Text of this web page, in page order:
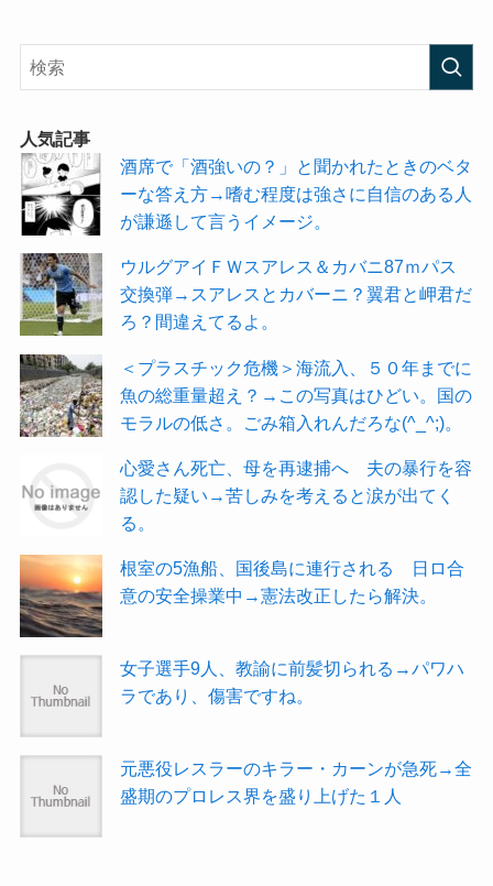
人気記事
酒席で「酒強いの？」と聞かれたときのベタ
ーな答え方→嗜む程度は強さに自信のある人
が謙遜して言うイメージ。
ウルグアイＦＷスアレス＆カバニ87ｍパス
交換弾→スアレスとカバーニ？翼君と岬君だ
ろ？間違えてるよ。
＜プラスチック危機＞海流入、５０年までに
魚の総重量超え？→この写真はひどい。国の
モラルの低さ。ごみ箱入れんだろな(^_^;)。
心愛さん死亡、母を再逮捕へ 夫の暴行を容
認した疑い→苦しみを考えると涙が出てく
る。
根室の5漁船、国後島に連行される 日ロ合
意の安全操業中→憲法改正したら解決。
女子選手9人、教諭に前髪切られる→パワハ
ラであり、傷害ですね。
元悪役レスラーのキラー・カーンが急死→全
盛期のプロレス界を盛り上げた１人